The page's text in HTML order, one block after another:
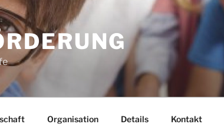
Organisation Details Kontakt